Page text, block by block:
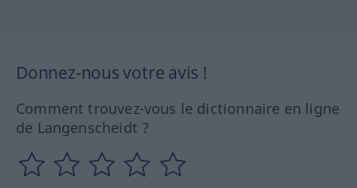
Donnez-nous votre avis !
Comment trouvez-vous le dictionnaire en ligne
de Langenscheidt ?